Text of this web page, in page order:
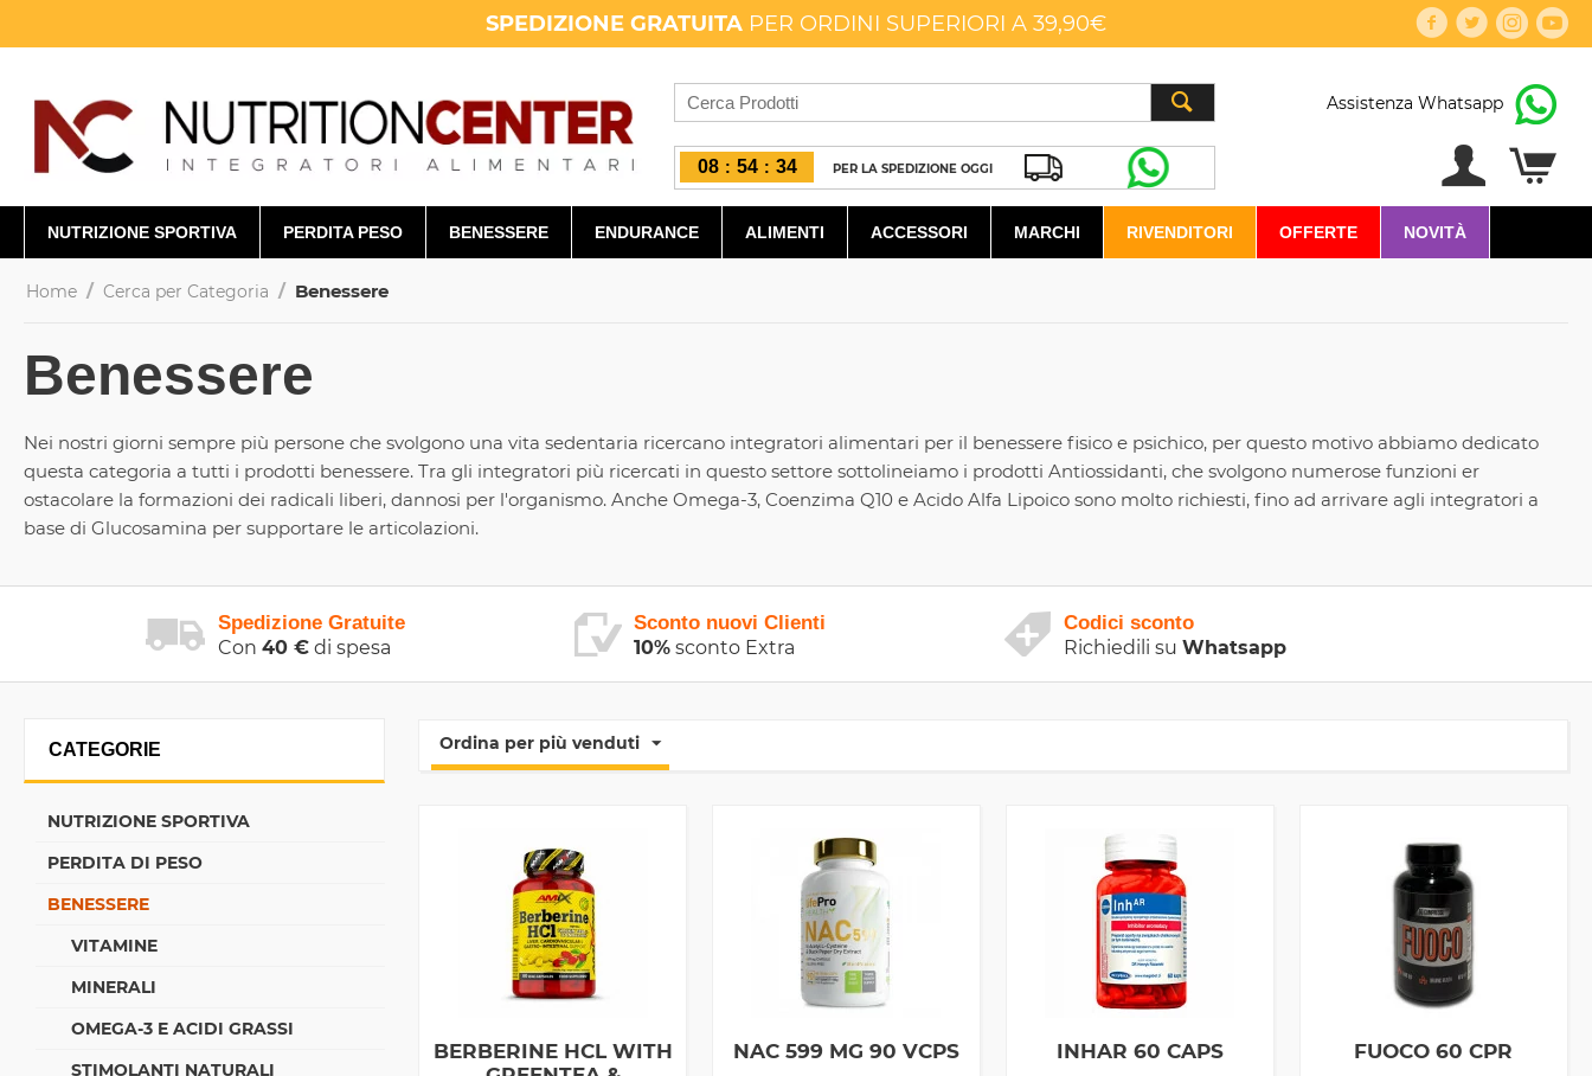
SPEDIZIONE GRATUITA PER ORDINI SUPERIORI A 39,90€
08 : 54 : 34 PER LA SPEDIZIONE OGGI
Assistenza Whatsapp
NUTRIZIONE SPORTIVA PERDITA PESO BENESSERE ENDURANCE ALIMENTI ACCESSORI MARCHI RIVENDITORI OFFERTE NOVITÀ
Home / Cerca per Categoria / Benessere
Benessere
Nei nostri giorni sempre più persone che svolgono una vita sedentaria ricercano integratori alimentari per il benessere fisico e psichico, per questo motivo abbiamo dedicato
questa categoria a tutti i prodotti benessere. Tra gli integratori più ricercati in questo settore sottolineiamo i prodotti Antiossidanti, che svolgono numerose funzioni er
ostacolare la formazioni dei radicali liberi, dannosi per l'organismo. Anche Omega-3, Coenzima Q10 e Acido Alfa Lipoico sono molto richiesti, fino ad arrivare agli integratori a
base di Glucosamina per supportare le articolazioni.
Spedizione Gratuite
Con 40 € di spesa
Sconto nuovi Clienti
10% sconto Extra
Codici sconto
Richiedili su Whatsapp
CATEGORIE
NUTRIZIONE SPORTIVA
PERDITA DI PESO
BENESSERE
VITAMINE
MINERALI
OMEGA-3 E ACIDI GRASSI
STIMOLANTI NATURALI
Ordina per più venduti
BERBERINE HCL WITH
NAC 599 MG 90 VCPS INHAR 60 CAPS FUOCO 60 CPR